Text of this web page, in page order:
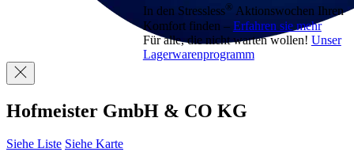
In den Stressless® Aktionswochen Ihren
Komfort finden – Erfahren sie mehr
Für alle, die nicht warten wollen! Unser
Lagerwarenprogramm
Hofmeister GmbH & CO KG
Siehe Liste Siehe Karte